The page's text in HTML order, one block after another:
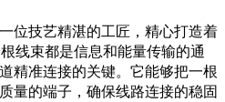
位技艺精湛的工匠，精心打造着
线束都是信息和能量传输的通
精准连接的关键。它能够把一根
量的端子，确保线路连接的稳固